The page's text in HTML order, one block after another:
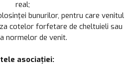
real;
bunurilor, pentru care venitul
cotelor forfetare de cheltuieli sau
normelor de venit.
asociației: